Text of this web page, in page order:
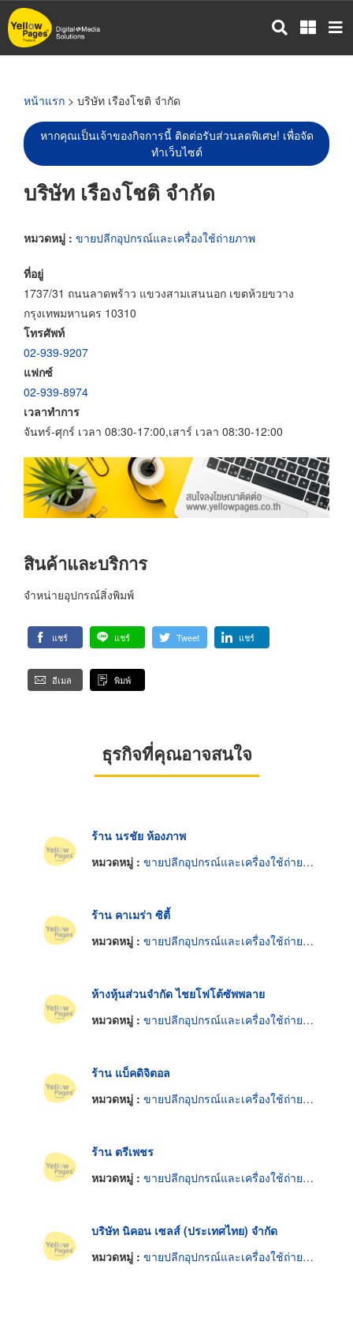
ข้าม
ไป
หน้าแรก > บริษัท เรืองโชติ จำกัด
หากคุณเป็นเจ้าของกิจการนี้ ติดต่อรับส่วนลดพิเศษ! เพื่อจัด
ทำเว็บไซต์
บริษัท เรืองโชติ จำกัด
หมวดหมู่ : ขายปลีกอุปกรณ์และเครื่องใช้ถ่ายภาพ
ที่อยู่
1737/31 ถนนลาดพร้าว แขวงสามเสนนอก เขตห้วยขวาง
กรุงเทพมหานคร 10310
โทรศัพท์
02-939-9207
แฟกซ์
02-939-8974
เวลาทำการ
จันทร์-ศุกร์ เวลา 08:30-17:00,เสาร์ เวลา 08:30-12:00
สินค้าและบริการ
จำหน่ายอุปกรณ์สิ่งพิมพ์
แชร์ แชร์ Tweet แชร์
อีเมล พิมพ์
ธุรกิจที่คุณอาจสนใจ
ร้าน นรชัย ห้องภาพ
หมวดหมู่ : ขายปลีกอุปกรณ์และเครื่องใช้ถ่ายภาพ
ร้าน คาเมร่า ซิตี้
หมวดหมู่ : ขายปลีกอุปกรณ์และเครื่องใช้ถ่ายภาพ
ห้างหุ้นส่วนจำกัด ไชยโฟโต้ซัพพลาย
หมวดหมู่ : ขายปลีกอุปกรณ์และเครื่องใช้ถ่ายภาพ
ร้าน แบ็คดิจิตอล
หมวดหมู่ : ขายปลีกอุปกรณ์และเครื่องใช้ถ่ายภาพ
ร้าน ตรีเพชร
หมวดหมู่ : ขายปลีกอุปกรณ์และเครื่องใช้ถ่ายภาพ
บริษัท นิคอน เซลส์ (ประเทศไทย) จำกัด
หมวดหมู่ : ขายปลีกอุปกรณ์และเครื่องใช้ถ่ายภาพ